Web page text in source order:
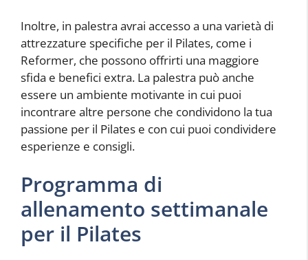
Inoltre, in palestra avrai accesso a una varietà di
attrezzature specifiche per il Pilates, come i
Reformer, che possono offrirti una maggiore
sfida e benefici extra. La palestra può anche
essere un ambiente motivante in cui puoi
incontrare altre persone che condividono la tua
passione per il Pilates e con cui puoi condividere
esperienze e consigli.
Programma di
allenamento settimanale
per il Pilates